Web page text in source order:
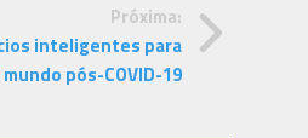
Próxima:
inteligentes para
mundo pós-COVID-19